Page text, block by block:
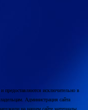
предоставляются исключительно в
Администрация сайта
на нашем сайте материалы,